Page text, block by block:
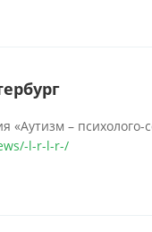
«Аутизм –
l-r-l-r-/